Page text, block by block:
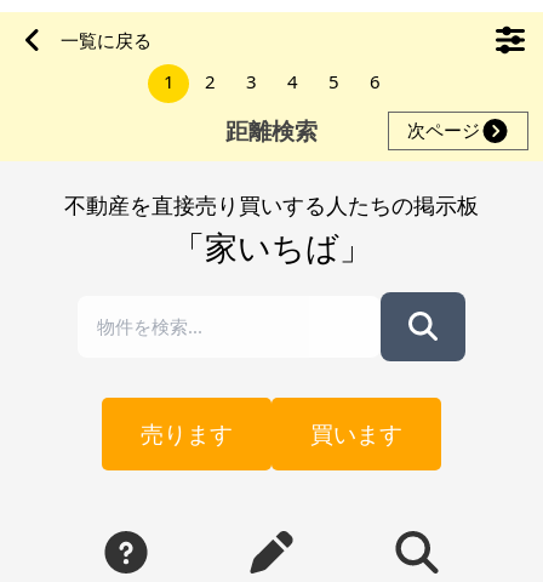
一覧に戻る
1
2 3 4 5 6
距離検索 次ページ
不動産を直接売り買いする人たちの掲示板
「家いちば」
売ります 買います